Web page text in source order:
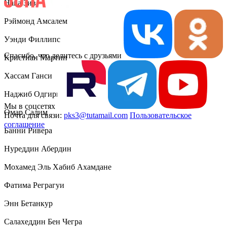
Нава Зив
Рэймонд Амсалем
Уэнди Филлипс
Кристиан Мартин
Хассам Ганси
Наджиб Одгири
Омар Салим
Банни Ривера
Нуреддин Абердин
Мохамед Эль Хабиб Ахамдане
Фатима Реграгуи
Энн Бетанкур
Салахеддин Бен Чегра
Спасибо, что делитесь с друзьями
Мы в соцсетях
Почта для связи: pks3@tutamail.com Пользовательское
соглашение